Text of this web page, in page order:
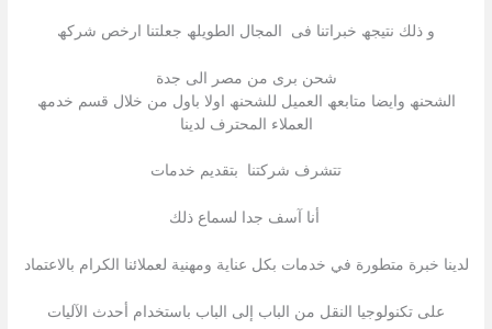
و ذلك نتیجھ خبراتنا فى المجال الطویلھ جعلتنا ارخص شركھ
شحن برى من مصر الى جدة
الشحنھ وایضا متابعھ العمیل للشحنھ اولا باول من خلال قسم خدمھ
العملاء المحترف لدینا
تتشرف شركتنا بتقدیم خدمات
أنا آسف جدا لسماع ذلك
لدينا خبرة متطورة في خدمات بكل عناية ومهنية لعملائنا الكرام بالاعتماد
على تكنولوجيا النقل من الباب إلى الباب باستخدام أحدث الآليات